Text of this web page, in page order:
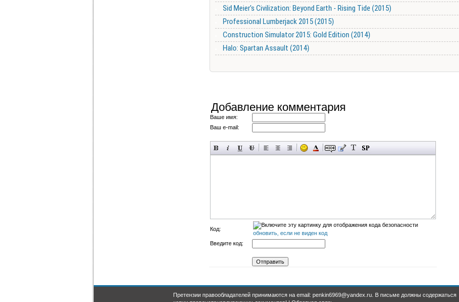
Sid Meier's Civilization: Beyond Earth - Rising Tide (2015)
Professional Lumberjack 2015 (2015)
Construction Simulator 2015: Gold Edition (2014)
Halo: Spartan Assault (2014)
Добавление комментария
Ваше имя:
Ваш e-mail:
Код:
обновить, если не виден код
Введите код:
Претензии правообладателей принимаются на email: penkin6969@yandex.ru. В письме должны содержаться